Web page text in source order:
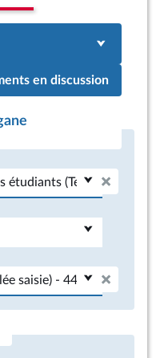
en discussion